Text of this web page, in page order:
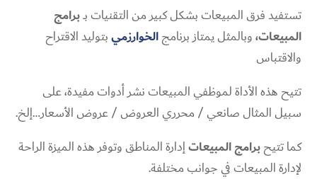
تستفيد فرق المبيعات بشكل كبير من التقنيات بــبرامج
المبيعات،وبالمثل يمتاز برنامجالخوارزميبتوليد الاقتراح
والاقتباس
تتيح هذه الأداة لموظفي المبيعات نشر أدوات مفيدة، على
سبيل المثال صانعي / محرري العروض / عروض الأسعار…إلخ.
كما تتيحبرامج المبيعاتإدارة المناطق وتوفر هذه الميزة الراحة
لإدارة المبيعات في جوانب مختلفة.